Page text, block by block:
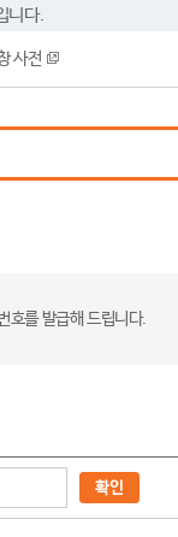
니다.
사전
호를 발급해 드립니다.
확인